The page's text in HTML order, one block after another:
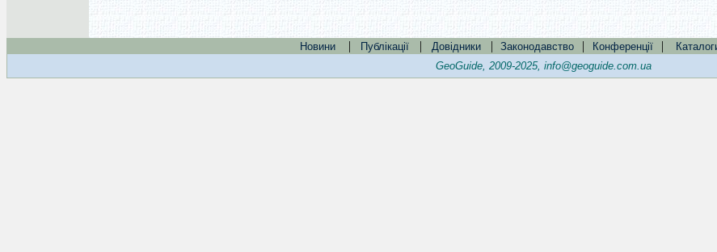
Новини | Публікації | Довідники | Законодавство | Конференції |
GeoGuide, 2009-2025, info@geoguide.com.ua